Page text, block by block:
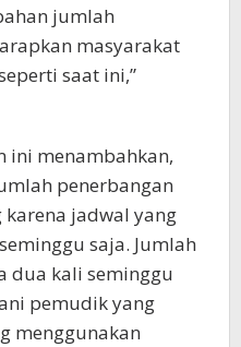
jumlah
masyarakat
saat ini,”
ini menambahkan,
penerbangan
jadwal yang
saja. Jumlah
dua kali seminggu
pemudik yang
menggunakan